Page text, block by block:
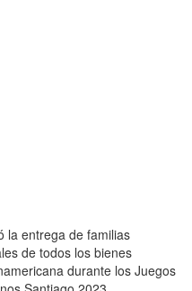
la entrega de familias
de todos los bienes
durante los Juegos